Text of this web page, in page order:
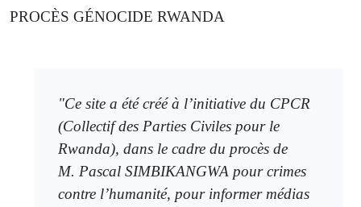
PROCÈS GÉNOCIDE RWANDA
"Ce site a été créé à l’initiative du CPCR
(Collectif des Parties Civiles pour le
Rwanda), dans le cadre du procès de
M. Pascal SIMBIKANGWA pour crimes
contre l’humanité, pour informer médias